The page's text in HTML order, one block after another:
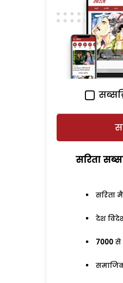
सरिता
सरिता
देश
7000 से